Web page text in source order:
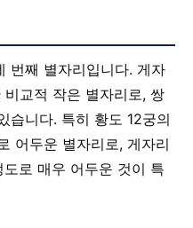
번째 별자리입니다. 게자
교적 작은 별자리로, 쌍
습니다. 특히 황도 12궁의
어두운 별자리로, 게자리
로 매우 어두운 것이 특